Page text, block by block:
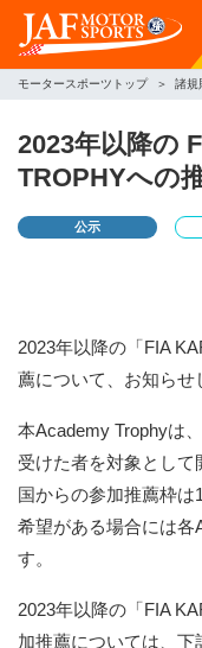
モータースポーツトップ 諸規
2023年以降の
TROPHYへの
公示
2023年以降の「FIA
薦について、お知らせ
本Academy Trophyは
受けた者を対象とし
国からの参加推薦枠
希望がある場合には各
す。
2023年以降の「FIA
加推薦については、下